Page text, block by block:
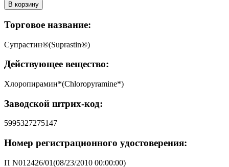
В корзину
Торговое название:
Супрастин®(Suprastin®)
Действующее вещество:
Хлоропирамин*(Chloropyramine*)
Заводской штрих-код:
5995327275147
Номер регистрационного удостоверения:
П N012426/01(08/23/2010 00:00:00)